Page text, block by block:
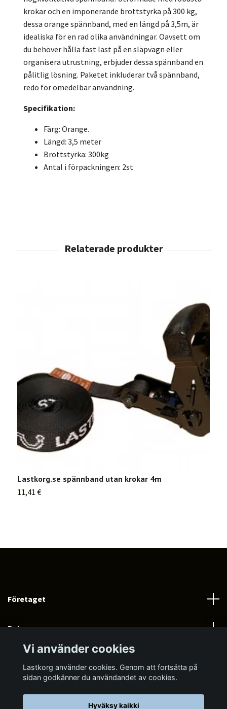
krokar och en imponerande brottstyrka på 300 kg,
dessa orange spännband, med en längd på 3,5m, är
idealiska för en rad olika användningar. Oavsett om
du behöver hålla fast last på en släpvagn eller
organisera utrustning, erbjuder dessa spännband en
pålitlig lösning. Paketet inkluderar två spännband,
redo för omedelbar användning.
Specifikation:
Färg: Orange.
Längd: 3,5 meter
Brottstyrka: 300kg
Antal i förpackningen: 2st
Lastkorg.se spännband utan krokar 4m
11,41 €
Företaget
Fotmeny
Social Media
Vi använder cookies
Lastkorg använder cookies. Genom att fortsätta på
sidan godkänner du användandet av cookies.
Hyväksy kaikki